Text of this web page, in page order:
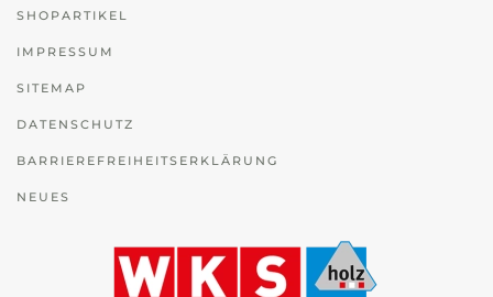
SHOPARTIKEL
IMPRESSUM
SITEMAP
DATENSCHUTZ
BARRIEREFREIHEITSERKLÄRUNG
NEUES